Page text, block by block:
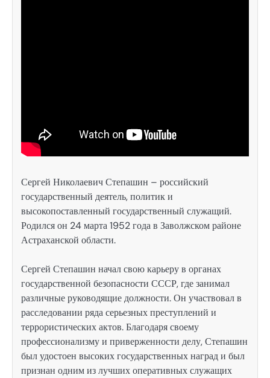
Сергей Николаевич Степашин – российский
государственный деятель, политик и
высокопоставленный государственный служащий.
Родился он 24 марта 1952 года в Заволжском районе
Астраханской области.
Сергей Степашин начал свою карьеру в органах
государственной безопасности СССР, где занимал
различные руководящие должности. Он участвовал в
расследовании ряда серьезных преступлений и
террористических актов. Благодаря своему
профессионализму и приверженности делу, Степашин
был удостоен высоких государственных наград и был
признан одним из лучших оперативных служащих